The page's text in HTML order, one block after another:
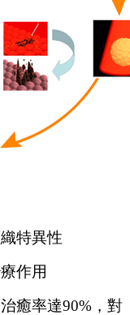
特異性
作用
癒率達90%，對